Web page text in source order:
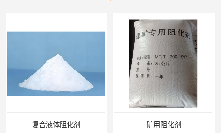
矿用阻化剂 悬浮剂配方